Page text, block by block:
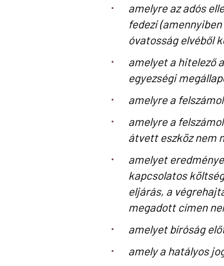
amelyre az adós
fedezi
óvatosság elvéből
amelyet a hitelező
egyezségi
amelyre a
amelyre a
átvett eszköz nem
amelyet
kapcsolatos
eljárás, a
megadott címen
amelyet bíróság
amely a hatályos